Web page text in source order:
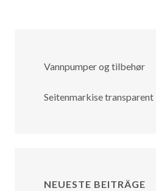
Vannpumper og tilbehør
Seitenmarkise transparent
NEUESTE BEITRÄGE